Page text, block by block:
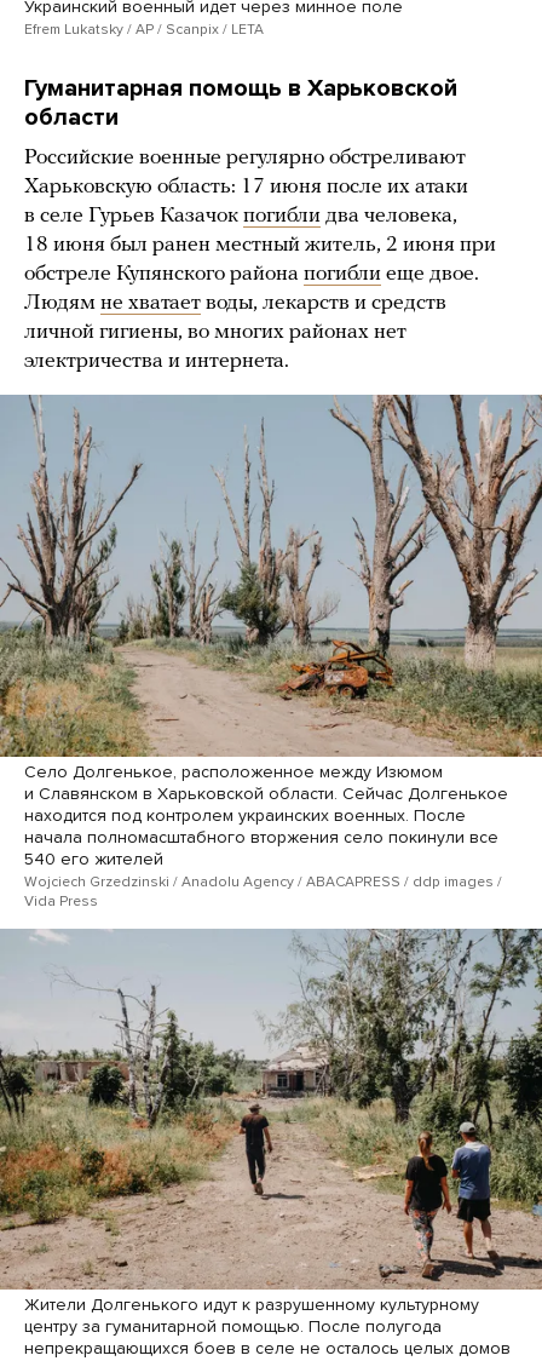
Украинский военный идет через минное поле
Efrem Lukatsky / AP / Scanpix / LETA
Гуманитарная помощь в Харьковской
области
Российские военные регулярно обстреливают
Харьковскую область: 17 июня после их атаки
в селе Гурьев Казачок погибли два человека,
18 июня был ранен местный житель, 2 июня при
обстреле Купянского района погибли еще двое.
Людям не хватает воды, лекарств и средств
личной гигиены, во многих районах нет
электричества и интернета.
Село Долгенькое, расположенное между Изюмом
и Славянском в Харьковской области. Сейчас Долгенькое
находится под контролем украинских военных. После
начала полномасштабного вторжения село покинули все
540 его жителей
Wojciech Grzedzinski / Anadolu Agency / ABACAPRESS / ddp images /
Vida Press
Жители Долгенького идут к разрушенному культурному
центру за гуманитарной помощью. После полугода
непрекращающихся боев в селе не осталось целых домов